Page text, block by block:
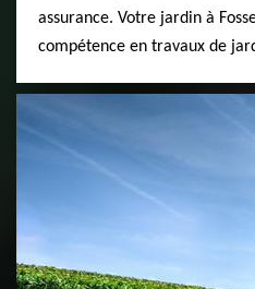
assurance. Votre jardin à
compétence en travaux de